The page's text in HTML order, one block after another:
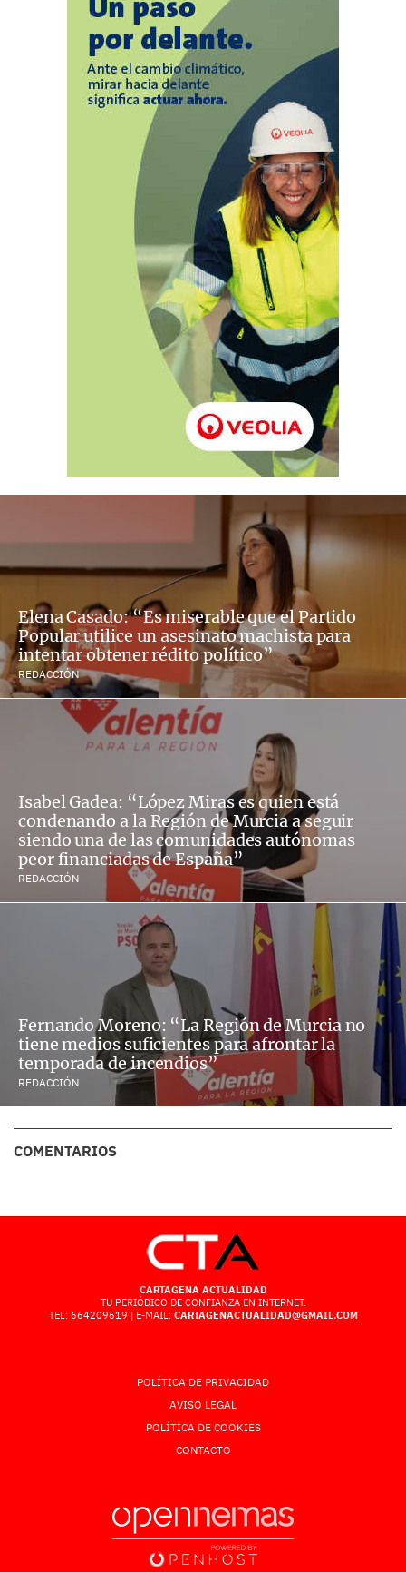
Elena Casado: “Es miserable que el Partido
Popular utilice un asesinato machista para
intentar obtener rédito político”
REDACCIÓN
Isabel Gadea: “López Miras es quien está
condenando a la Región de Murcia a seguir
siendo una de las comunidades autónomas
peor financiadas de España”
REDACCIÓN
Fernando Moreno: “La Región de Murcia no
tiene medios suficientes para afrontar la
temporada de incendios”
REDACCIÓN
COMENTARIOS
CARTAGENA ACTUALIDAD
TU PERIÓDICO DE CONFIANZA EN INTERNET.
TEL: 664209619 | E-MAIL: CARTAGENACTUALIDAD@GMAIL.COM
POLÍTICA DE PRIVACIDAD
AVISO LEGAL
POLÍTICA DE COOKIES
CONTACTO